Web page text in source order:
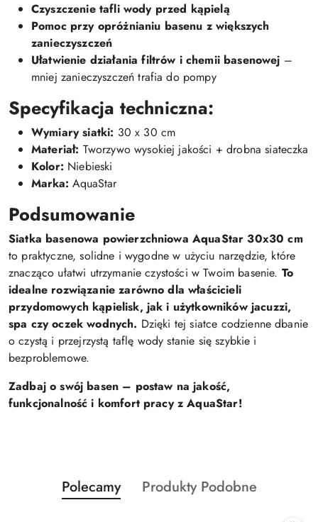
Czyszczenie tafli wody przed kąpielą
Pomoc przy opróżnianiu basenu z większych
zanieczyszczeń
Ułatwienie działania filtrów i chemii basenowej –
mniej zanieczyszczeń trafia do pompy
Specyfikacja techniczna:
Wymiary siatki: 30 x 30 cm
Materiał: Tworzywo wysokiej jakości + drobna siateczka
Kolor: Niebieski
Marka: AquaStar
Podsumowanie
Siatka basenowa powierzchniowa AquaStar 30x30 cm
to praktyczne, solidne i wygodne w użyciu narzędzie, które
znacząco ułatwi utrzymanie czystości w Twoim basenie. To
idealne rozwiązanie zarówno dla właścicieli
przydomowych kąpielisk, jak i użytkowników jacuzzi,
spa czy oczek wodnych. Dzięki tej siatce codzienne dbanie
o czystą i przejrzystą taflę wody stanie się szybkie i
bezproblemowe.
Zadbaj o swój basen – postaw na jakość,
funkcjonalność i komfort pracy z AquaStar!
Pomiń karuzelę produktów
Produkty
o
Polecamy
Produkty
Produkty Podobne